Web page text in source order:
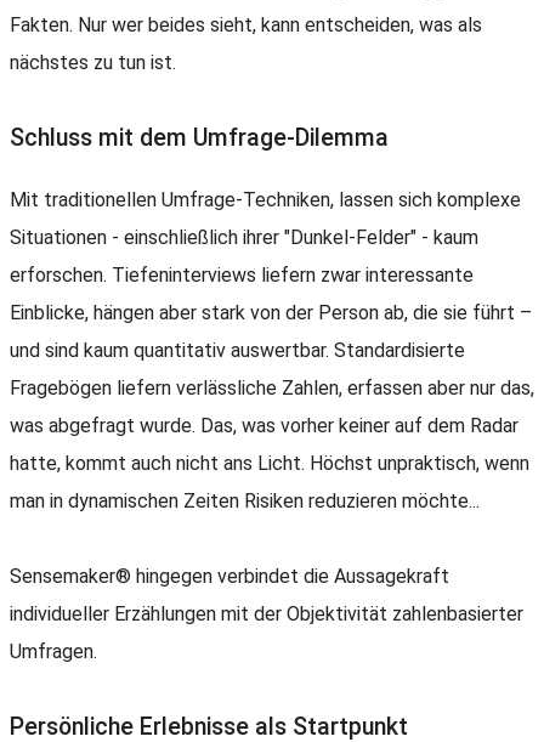
Fakten. Nur wer beides sieht, kann entscheiden, was als
nächstes zu tun ist.
Schluss mit dem Umfrage-Dilemma
Mit traditionellen Umfrage-Techniken, lassen sich komplexe
Situationen - einschließlich ihrer "Dunkel-Felder" - kaum
erforschen. Tiefeninterviews liefern zwar interessante
Einblicke, hängen aber stark von der Person ab, die sie führt –
und sind kaum quantitativ auswertbar. Standardisierte
Fragebögen liefern verlässliche Zahlen, erfassen aber nur das,
was abgefragt wurde. Das, was vorher keiner auf dem Radar
hatte, kommt auch nicht ans Licht. Höchst unpraktisch, wenn
man in dynamischen Zeiten Risiken reduzieren möchte...
Sensemaker® hingegen verbindet die Aussagekraft
individueller Erzählungen mit der Objektivität zahlenbasierter
Umfragen.
Persönliche Erlebnisse als Startpunkt